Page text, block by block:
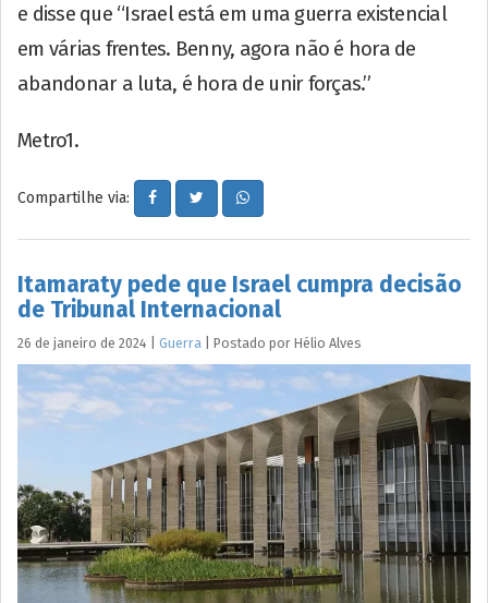
e disse que “Israel está em uma guerra existencial
em várias frentes. Benny, agora não é hora de
abandonar a luta, é hora de unir forças.”
Metro1.
Compartilhe via:
Itamaraty pede que Israel cumpra decisão
de Tribunal Internacional
26 de janeiro de 2024 Guerra Postado por Hélio Alves